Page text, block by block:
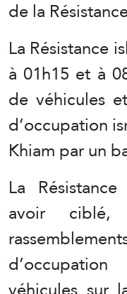
de la
La Résistance
à 01h15 et à
de véhicules
d’occupation
Khiam par un
La
avoir